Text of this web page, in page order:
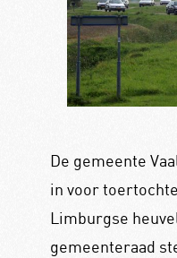
De gemeente
in voor
Limburgse
gemeenteraad